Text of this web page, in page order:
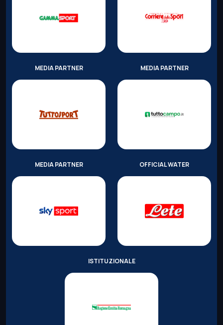
MEDIA PARTNER MEDIA PARTNER
MEDIA PARTNER OFFICIAL WATER
ISTITUZIONALE